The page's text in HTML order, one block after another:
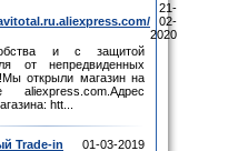
21-
02-
2020
и с защитой
от непредвиденных
открыли магазин на
aliexpress.com.Адрес
htt...
Trade-in
01-03-2019